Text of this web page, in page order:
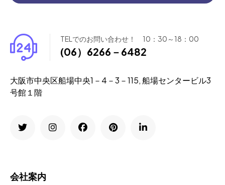
TELでのお問い合わせ！ 10：30～18：00
(06）6266－6482
大阪市中央区船場中央1－4－3－115, 船場センタービル3
号館１階
会社案内